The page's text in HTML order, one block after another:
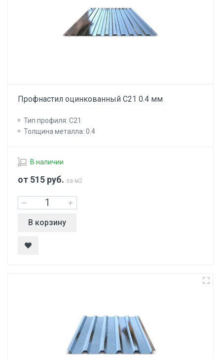
Профнастил оцинкованный С21 0.4 мм
Тип профиля: С21
Толщина металла: 0.4
В наличии
от 515 руб. за м2
В корзину